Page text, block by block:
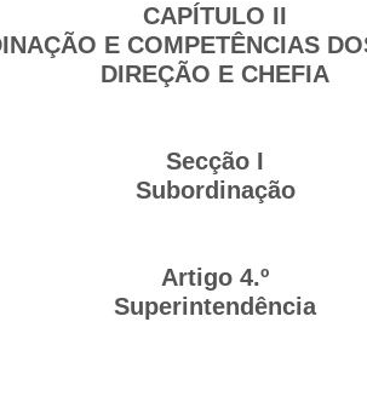
CAPÍTULO II
E COMPETÊNCIAS
DIREÇÃO E CHEFIA
Secção I
Subordinação
Artigo 4.º
Superintendência